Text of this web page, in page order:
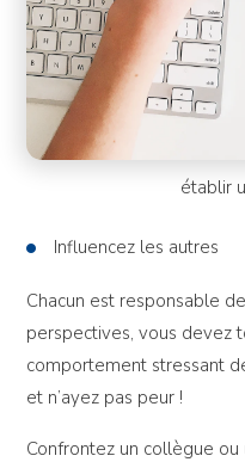
établir
Influencez les autres
Chacun est responsable
perspectives, vous devez
comportement stressant
et n’ayez pas peur !
Confrontez un collègue